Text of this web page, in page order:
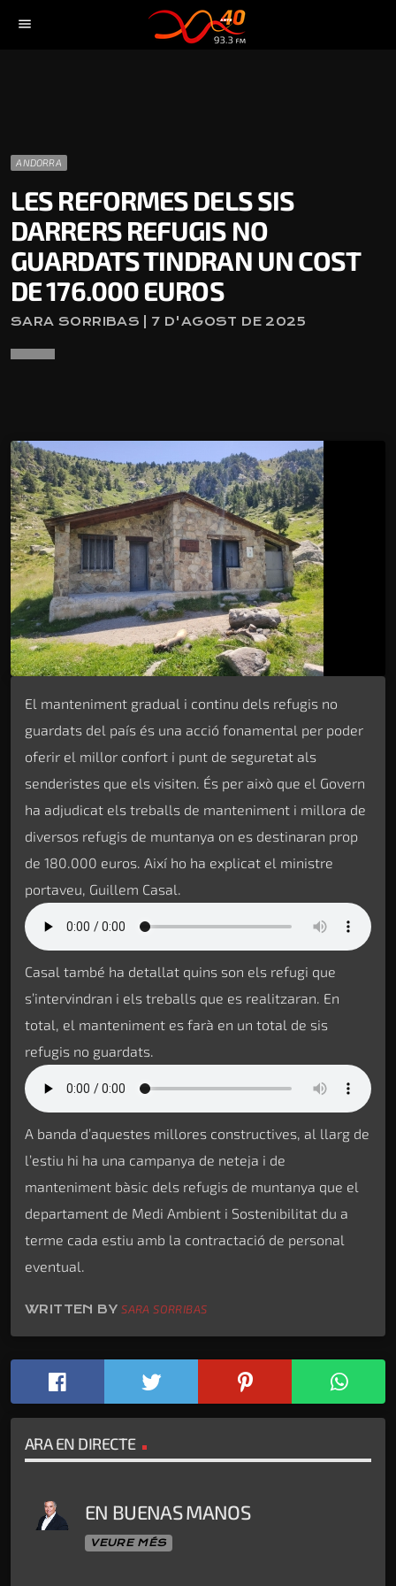
menu
ANDORRA
LES REFORMES DELS SIS
DARRERS REFUGIS NO
GUARDATS TINDRAN UN COST
DE 176.000 EUROS
SARA SORRIBAS | 7 D'AGOST DE 2025
El manteniment gradual i continu dels refugis no
guardats del país és una acció fonamental per poder
oferir el millor confort i punt de seguretat als
senderistes que els visiten. És per això que el Govern
ha adjudicat els treballs de manteniment i millora de
diversos refugis de muntanya on es destinaran prop
de 180.000 euros. Així ho ha explicat el ministre
portaveu, Guillem Casal.
Casal també ha detallat quins son els refugi que
s’intervindran i els treballs que es realitzaran. En
total, el manteniment es farà en un total de sis
refugis no guardats.
A banda d’aquestes millores constructives, al llarg de
l’estiu hi ha una campanya de neteja i de
manteniment bàsic dels refugis de muntanya que el
departament de Medi Ambient i Sostenibilitat du a
terme cada estiu amb la contractació de personal
eventual.
WRITTEN BYSARA SORRIBAS
ARA EN DIRECTE
EN BUENAS MANOS
VEURE MÉS